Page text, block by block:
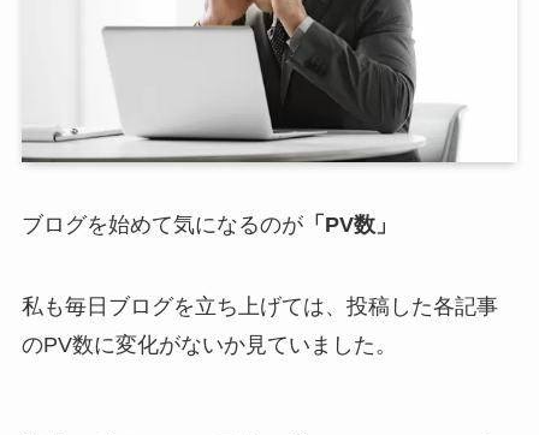
ブログを始めて気になるのが「PV数」
私も毎日ブログを立ち上げては、投稿した各記事
のPV数に変化がないか見ていました。